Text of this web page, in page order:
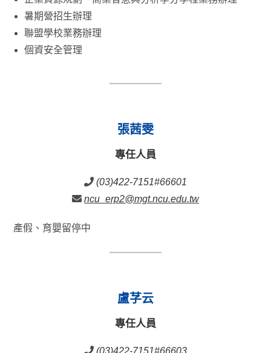
暑期營招生辦理
聯盟學校業務辦理
個資安全管理
張茜雯
專任人員
(03)422-7151#66601
ncu_erp2@mgt.ncu.edu.tw
產假、育嬰留停中
盧芓云
專任人員
(03)422-7151#66603